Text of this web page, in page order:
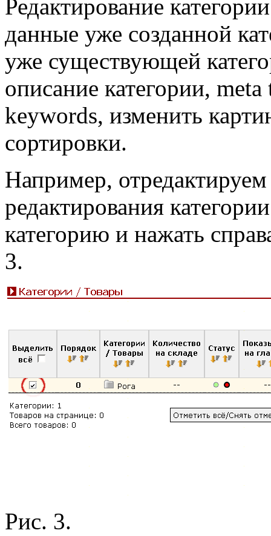
Редактирование
данные уже созданной
уже существующей
описание категории,
keywords, изменить
сортировки.
Например,
редактирования
категорию и нажать
3.
Рис. 3.